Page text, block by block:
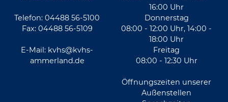
Telefon: 04488 56-5100
Fax: 04488 56-5109
E-Mail: kvhs@kvhs-
ammerland.de
16:00 Uhr
Donnerstag
08:00 - 12:00 Uhr, 14:00 -
18:00 Uhr
Freitag
08:00 - 12:30 Uhr
Öffnungszeiten unserer
Außenstellen